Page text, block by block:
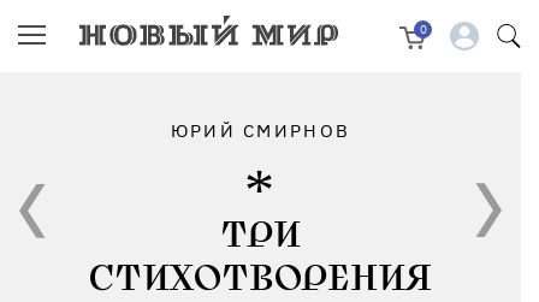
0
ЮРИЙ СМИРНОВ
ТРИ
СТИХОТВОРЕНИЯ